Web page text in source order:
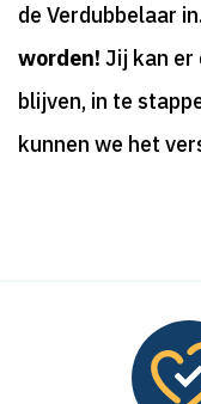
de Verdubbelaar in.
worden! Jij kan er
blijven, in te
kunnen we het